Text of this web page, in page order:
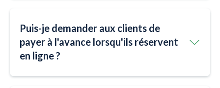
Puis-je demander aux clients de
payer à l'avance lorsqu'ils réservent
en ligne ?